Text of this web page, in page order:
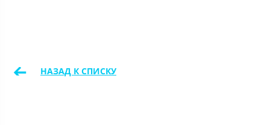
← НАЗАД К СПИСКУ